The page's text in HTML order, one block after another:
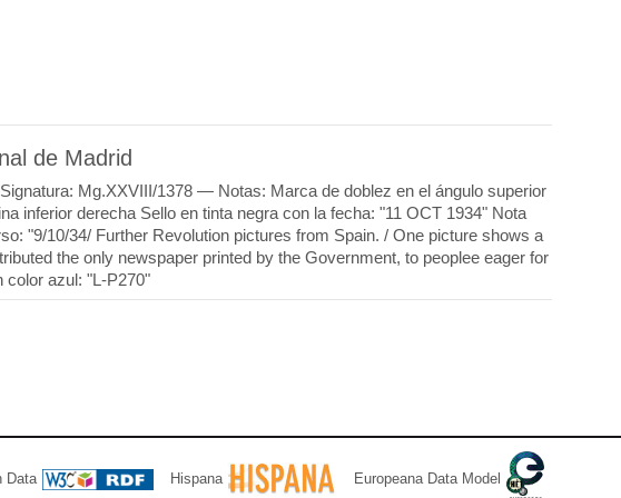
de Madrid
Mg.XXVIII/1378 — Notas: Marca de doblez en el ángulo superior
inferior derecha Sello en tinta negra con la fecha: "11 OCT 1934" Nota
"9/10/34/ Further Revolution pictures from Spain. / One picture shows a
the only newspaper printed by the Government, to peoplee eager for
color azul: "L-P270"
Data Hispana Europeana Data Model